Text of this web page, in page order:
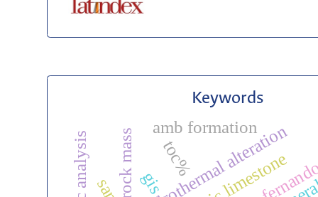
Keywords
hydrothermal alteration
san
amb formation
gis
rock mass toc%